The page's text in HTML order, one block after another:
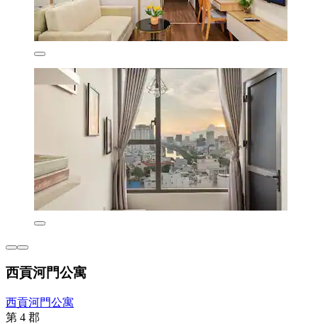
西貢河門公寓
西貢河門公寓
第 4 郡